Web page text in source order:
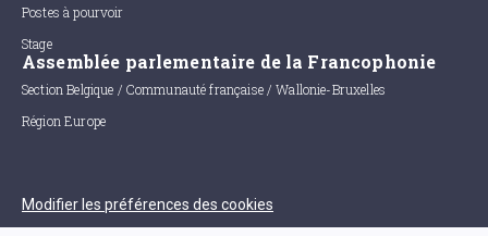
Postes à pourvoir
Stage
Assemblée parlementaire de la Francophonie
Section Belgique / Communauté française / Wallonie-Bruxelles
Région Europe
Modifier les préférences des cookies